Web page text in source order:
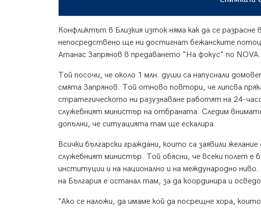
Конфликтът в Близкия изток няма как да се
непосредствено ще ни достигнат бежанските
Атанас Запрянов в предаването "На фокус" по NOVA.
Той посочи, че около 1 млн. души са напуснали
смята Запрянов. Той отново повтори, че липсва
стратегическото ни разузнаване работят на 24-
служебният министър на отбраната. Следим
допълни, че ситуацията там ще ескалира.
Всички български граждани, които са заявили
служебният министър. Той обясни, че всеки полет е
институции и на национално и на международно
на България е останал там, за да координира и
"Ако се наложи, да имаме кой да посрещне хора,